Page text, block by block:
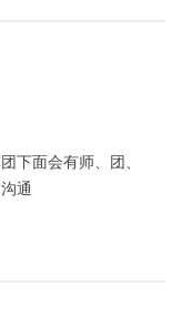
下面会有师、团、
通